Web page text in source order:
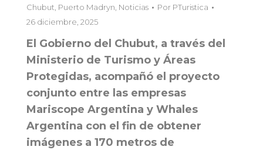
Chubut, Puerto Madryn, Noticias Por PTuristica
26 diciembre, 2025
El Gobierno del Chubut, a través del
Ministerio de Turismo y Áreas
Protegidas, acompañó el proyecto
conjunto entre las empresas
Mariscope Argentina y Whales
Argentina con el fin de obtener
imágenes a 170 metros de